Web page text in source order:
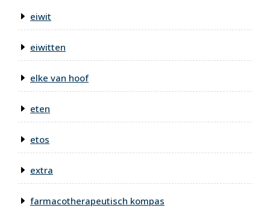
eiwit
eiwitten
elke van hoof
eten
etos
extra
farmacotherapeutisch kompas